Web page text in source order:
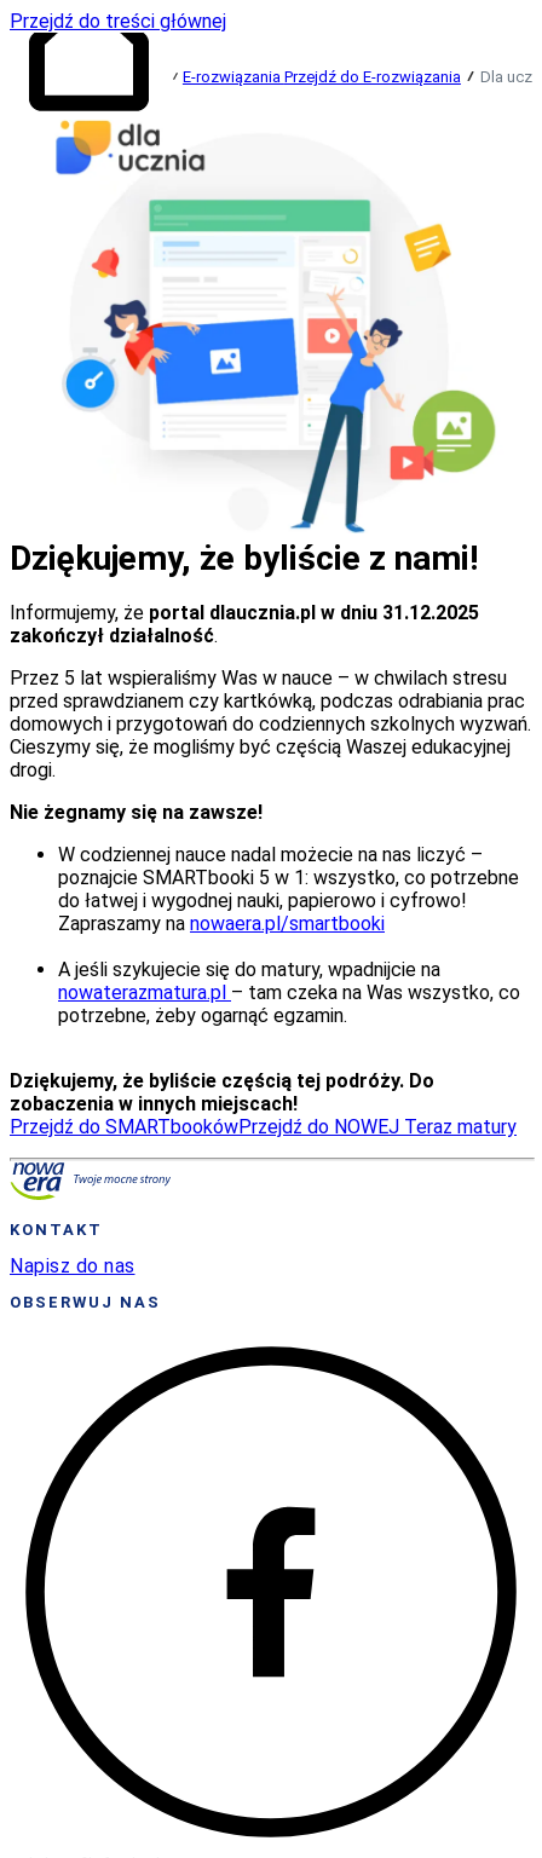
Przejdź do treści głównej
Przejdź do strony
głównej
E-rozwiązania Przejdź do E-rozwiązania Dla
Dziękujemy, że byliście z nami!
Informujemy, że portal dlaucznia.pl w dniu 31.12.2025
zakończył działalność.
Przez 5 lat wspieraliśmy Was w nauce – w chwilach stresu
przed sprawdzianem czy kartkówką, podczas odrabiania prac
domowych i przygotowań do codziennych szkolnych wyzwań.
Cieszymy się, że mogliśmy być częścią Waszej edukacyjnej
drogi.
Nie żegnamy się na zawsze!
W codziennej nauce nadal możecie na nas liczyć –
poznajcie SMARTbooki 5 w 1: wszystko, co potrzebne
do łatwej i wygodnej nauki, papierowo i cyfrowo!
Zapraszamy na nowaera.pl/smartbooki
A jeśli szykujecie się do matury, wpadnijcie na
nowaterazmatura.pl – tam czeka na Was wszystko, co
potrzebne, żeby ogarnąć egzamin.
Dziękujemy, że byliście częścią tej podróży. Do
zobaczenia w innych miejscach!
Przejdź do SMARTbookówPrzejdź do NOWEJ Teraz matury
KONTAKT
Napisz do nas
OBSERWUJ NAS